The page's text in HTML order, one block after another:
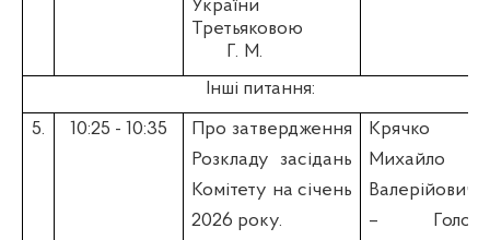
України
Третьяковою
Г. М.
Інші питання:
5.
10:25 - 10:35
Про затвердження
Розкладу засідань
Комітету на січень
2026 року.
Крячко
Михайло
Валерійович
– Голова